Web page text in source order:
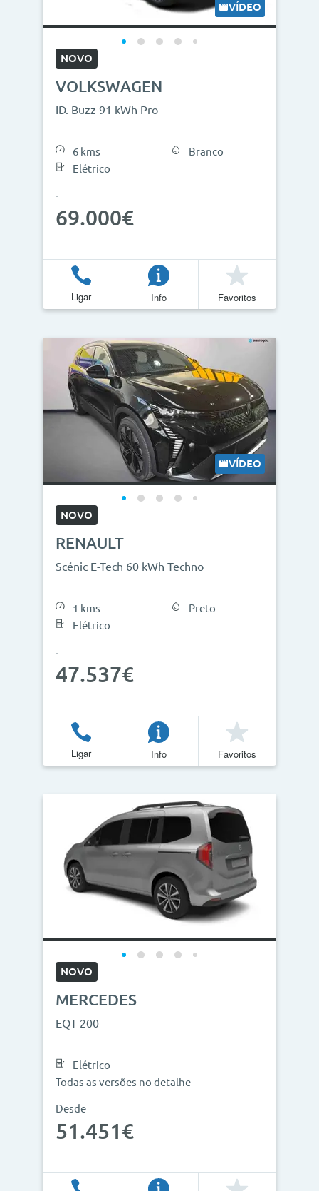
VÍDEO
NOVO
VOLKSWAGEN
ID. Buzz 91 kWh Pro
6 kms
Elétrico
Branco
69.000€
Ligar Info Favoritos
VÍDEO
NOVO
RENAULT
Scénic E-Tech 60 kWh Techno
1 kms
Elétrico
Preto
47.537€
Ligar Info Favoritos
NOVO
MERCEDES
EQT 200
Elétrico
Todas as versões no detalhe
Desde
51.451€